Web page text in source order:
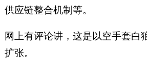
供应链整合机制等。
网上有评论讲，这是以空手套白
扩张。